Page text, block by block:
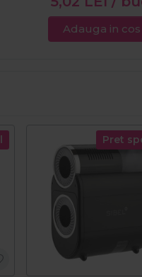
Adauga in cos
Pret